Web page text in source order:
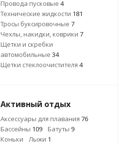
Провода пусковые 4
Технические жидкости 181
Тросы буксировочные 7
Чехлы, накидки, коврики 7
Щетки и скребки
автомобильные 34
Щетки стеклоочистителя 4
Активный отдых
Аксессуары для плавания 76
Бассейны 109 Батуты 9
Коньки
Лыжи 1